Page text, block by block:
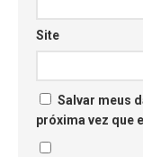
Site
Salvar meus
próxima vez que